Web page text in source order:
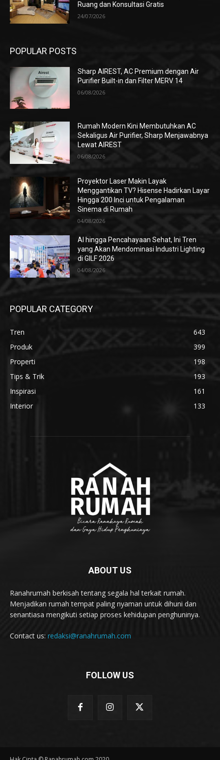
Ruang dan Konsultasi Gratis
24/07/2026
POPULAR POSTS
Sharp AIREST, AC Premium dengan Air
Purifier Built-in dan Filter MERV 14
06/08/2026
Rumah Modern Kini Membutuhkan AC
Sekaligus Air Purifier, Sharp Menjawabnya
Lewat AIREST
06/08/2026
Proyektor Laser Makin Layak
Menggantikan TV? Hisense Hadirkan Layar
Hingga 200 Inci untuk Pengalaman
Sinema di Rumah
04/08/2026
AI hingga Pencahayaan Sehat, Ini Tren
yang Akan Mendominasi Industri Lighting
di GILF 2026
04/08/2026
POPULAR CATEGORY
Tren
643
Produk
399
Properti
198
Tips & Trik
193
Inspirasi
161
Interior
133
ABOUT US
Ranahrumah berkisah tentang segala hal terkait rumah.
Menjadikan rumah tempat paling nyaman untuk dihuni dan
senantiasa mengikuti setiap proses kehidupan penghuninya.
Contact us: redaksi@ranahrumah.com
FOLLOW US